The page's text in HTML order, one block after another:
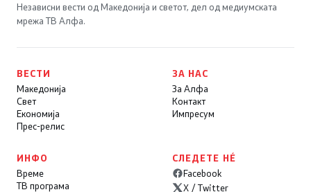
Независни вести од Македонија и светот, дел од медиумската
мрежа ТВ Алфа.
ВЕСТИ
Македонија
Свет
Економија
Прес-релис
ЗА НАС
За Алфа
Контакт
Импресум
ИНФО
Време
ТВ програма
СЛЕДЕТЕ НÉ
Facebook
X / Twitter